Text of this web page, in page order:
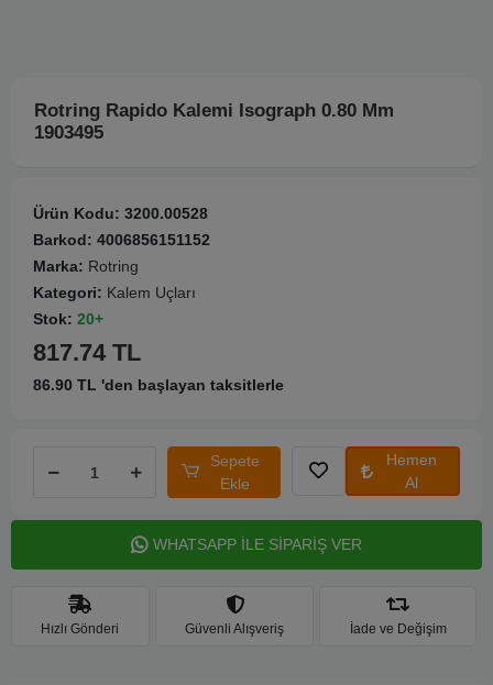
Rotring Rapido Kalemi Isograph 0.80 Mm
1903495
Ürün Kodu: 3200.00528
Barkod: 4006856151152
Marka: Rotring
Kategori: Kalem Uçları
Stok: 20+
817.74 TL
86.90 TL 'den başlayan taksitlerle
Sepete
Ekle
Hemen
Al
WHATSAPP İLE SİPARİŞ VER
Hızlı Gönderi Güvenli Alışveriş İade ve Değişim